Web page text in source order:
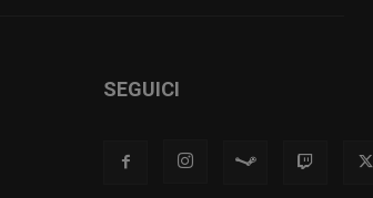
SEGUICI